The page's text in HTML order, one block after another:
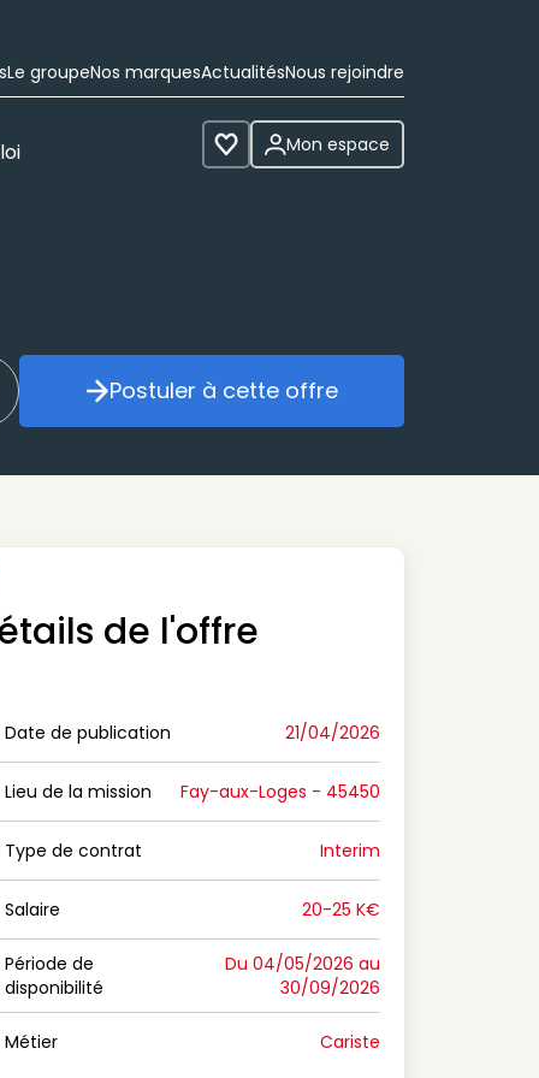
Le groupeNos marquesActualitésNous rejoindre
Voir les favoris
Mon espace
mon alerte Postuler à cette offre
Postuler à cette offre
de l'offre
Date de publication
Date de publication 21/04/2026
Lieu de la mission
Lieu de la mission Fay-aux-Loges - 45450
Type de contrat
Type de contrat Interim
Salaire
Salaire 20-25 K€
Période de disponibilité
Période de
disponibilité
Du 04/05/2026 au
30/09/2026
Métier Cariste